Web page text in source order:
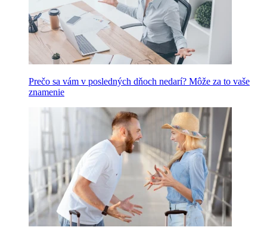
Prečo sa vám v posledných dňoch nedarí? Môže za to vaše
znamenie